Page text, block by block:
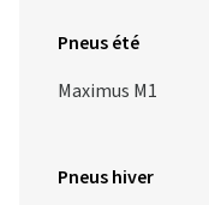
Pneus été
Maximus M1
Pneus hiver